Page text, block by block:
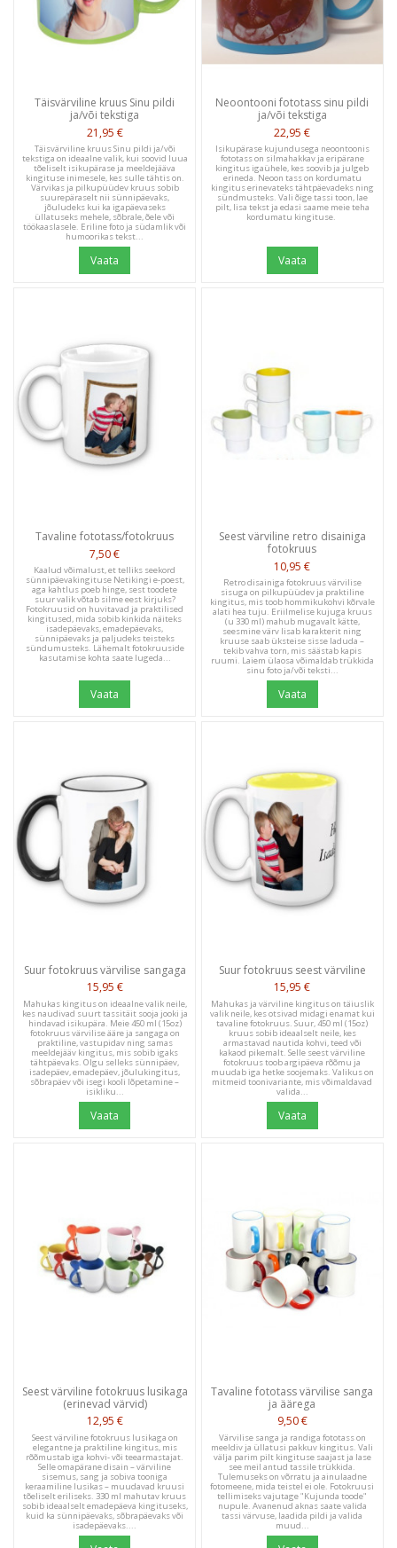
Täisvärviline kruus Sinu pildi
ja/või tekstiga
21,95 €
Täisvärviline kruus Sinu pildi ja/või
tekstiga on ideaalne valik, kui soovid luua
tõeliselt isikupärase ja meeldejääva
kingituse inimesele, kes sulle tähtis on.
Värvikas ja pilkupüüdev kruus sobib
suurepäraselt nii sünnipäevaks,
jõuludeks kui ka igapäevaseks
üllatuseks mehele, sõbrale, õele või
töökaaslasele. Eriline foto ja südamlik või
humoorikas tekst...
Vaata
Neoontooni fototass sinu pildi
ja/või tekstiga
22,95 €
Isikupärase kujundusega neoontoonis
fototass on silmahakkav ja eripärane
kingitus igaühele, kes soovib ja julgeb
erineda. Neoon tass on kordumatu
kingitus erinevateks tähtpäevadeks ning
sündmusteks. Vali õige tassi toon, lae
pilt, lisa tekst ja edasi saame meie teha
kordumatu kingituse.
Vaata
Tavaline fototass/fotokruus
7,50 €
Kaalud võimalust, et telliks seekord
sünnipäevakingituse Netikingi e-poest,
aga kahtlus poeb hinge, sest toodete
suur valik võtab silme eest kirjuks?
Fotokruusid on huvitavad ja praktilised
kingitused, mida sobib kinkida näiteks
isadepäevaks, emadepäevaks,
sünnipäevaks ja paljudeks teisteks
sündumusteks. Lähemalt fotokruuside
kasutamise kohta saate lugeda...
Vaata
Seest värviline retro disainiga
fotokruus
10,95 €
Retro disainiga fotokruus värvilise
sisuga on pilkupüüdev ja praktiline
kingitus, mis toob hommikukohvi kõrvale
alati hea tuju. Eriilmelise kujuga kruus
(u 330 ml) mahub mugavalt kätte,
seesmine värv lisab karakterit ning
kruuse saab üksteise sisse laduda –
tekib vahva torn, mis säästab kapis
ruumi. Laiem ülaosa võimaldab trükkida
sinu foto ja/või teksti...
Vaata
Suur fotokruus värvilise sangaga
15,95 €
Mahukas kingitus on ideaalne valik neile,
kes naudivad suurt tassitäit sooja jooki ja
hindavad isikupära. Meie 450 ml (15oz)
fotokruus värvilise ääre ja sangaga on
praktiline, vastupidav ning samas
meeldejääv kingitus, mis sobib igaks
tähtpäevaks. Olgu selleks sünnipäev,
isadepäev, emadepäev, jõulukingitus,
sõbrapäev või isegi kooli lõpetamine –
isikliku...
Vaata
Suur fotokruus seest värviline
15,95 €
Mahukas ja värviline kingitus on täiuslik
valik neile, kes otsivad midagi enamat kui
tavaline fotokruus. Suur, 450 ml (15oz)
kruus sobib ideaalselt neile, kes
armastavad nautida kohvi, teed või
kakaod pikemalt. Selle seest värviline
fotokruus toob argipäeva rõõmu ja
muudab iga hetke soojemaks. Valikus on
mitmeid toonivariante, mis võimaldavad
valida...
Vaata
Seest värviline fotokruus lusikaga
(erinevad värvid)
12,95 €
Seest värviline fotokruus lusikaga on
elegantne ja praktiline kingitus, mis
rõõmustab iga kohvi- või teearmastajat.
Selle omapärane disain – värviline
sisemus, sang ja sobiva tooniga
keraamiline lusikas – muudavad kruusi
tõeliselt eriliseks. 330 ml mahutav kruus
sobib ideaalselt emadepäeva kingituseks,
kuid ka sünnipäevaks, sõbrapäevaks või
isadepäevaks....
Tavaline fototass värvilise sanga
ja äärega
9,50 €
Värvilise sanga ja randiga fototass on
meeldiv ja üllatusi pakkuv kingitus. Vali
välja parim pilt kingituse saajast ja lase
see meil antud tassile trükkida.
Tulemuseks on võrratu ja ainulaadne
fotomeene, mida teistel ei ole. Fotokruusi
tellimiseks vajutage "Kujunda toode"
nupule. Avanenud aknas saate valida
tassi värvuse, laadida pildi ja valida
muud...